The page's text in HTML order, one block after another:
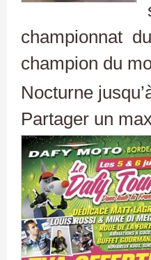
championnat
champion du
Nocturne
Partager un